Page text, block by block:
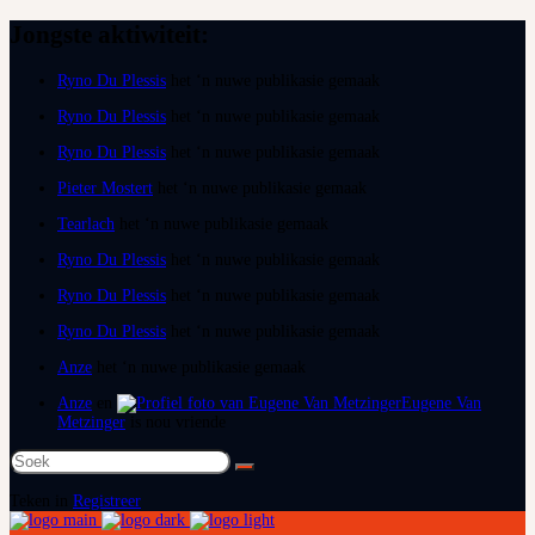
Ryno Du Plessis
Ryno Du Plessis
Ryno Du Plessis
Pieter Mostert
Tearlach
Ryno Du Plessis
Ryno Du Plessis
Ryno Du Plessis
Anze
Anze
Eugene Van
Metzinger
Soek
na:
Registreer